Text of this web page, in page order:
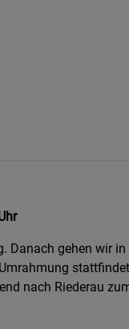
Danach gehen wir in
nach Riederau